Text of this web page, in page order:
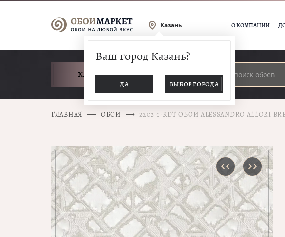
Казань О КОМПАНИИ
Ваш город Казань?
ДА ВЫБОР ГОРОДА
КАТАЛОГ ТОВАРОВ
ГЛАВНАЯ ОБОИ 2202-1-RDT ОБОИ ALESSANDRO ALLORI